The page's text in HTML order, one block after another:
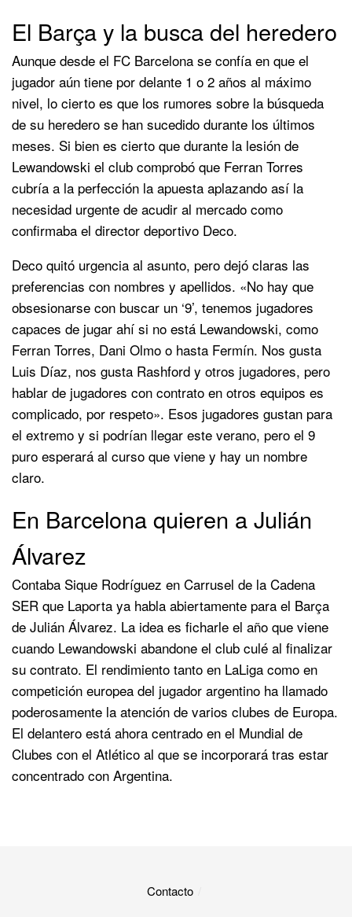
El Barça y la busca del heredero
Aunque desde el FC Barcelona se confía en que el
jugador aún tiene por delante 1 o 2 años al máximo
nivel, lo cierto es que los rumores sobre la búsqueda
de su heredero se han sucedido durante los últimos
meses. Si bien es cierto que durante la lesión de
Lewandowski el club comprobó que Ferran Torres
cubría a la perfección la apuesta aplazando así la
necesidad urgente de acudir al mercado como
confirmaba el director deportivo Deco.
Deco quitó urgencia al asunto, pero dejó claras las
preferencias con nombres y apellidos. «No hay que
obsesionarse con buscar un ‘9’, tenemos jugadores
capaces de jugar ahí si no está Lewandowski, como
Ferran Torres, Dani Olmo o hasta Fermín. Nos gusta
Luis Díaz, nos gusta Rashford y otros jugadores, pero
hablar de jugadores con contrato en otros equipos es
complicado, por respeto». Esos jugadores gustan para
el extremo y si podrían llegar este verano, pero el 9
puro esperará al curso que viene y hay un nombre
claro.
En Barcelona quieren a Julián
Álvarez
Contaba Sique Rodríguez en Carrusel de la Cadena
SER que Laporta ya habla abiertamente para el Barça
de Julián Álvarez. La idea es ficharle el año que viene
cuando Lewandowski abandone el club culé al finalizar
su contrato. El rendimiento tanto en LaLiga como en
competición europea del jugador argentino ha llamado
poderosamente la atención de varios clubes de Europa.
El delantero está ahora centrado en el Mundial de
Clubes con el Atlético al que se incorporará tras estar
concentrado con Argentina.
Contacto